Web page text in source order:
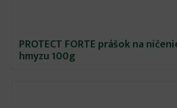
PROTECT FORTE prášok na
hmyzu 100g